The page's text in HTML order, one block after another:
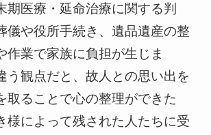
医療・延命治療に関する判
儀や役所手続き、遺品遺産の整
作業で家族に負担が生じま
観点だと、故人との思い出を
取ることで心の整理ができた
様によって残された人たちに受